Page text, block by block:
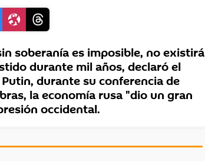
soberanía es imposible, no existirá
durante mil años, declaró el
durante su conferencia de
la economía rusa "dio un gran
occidental.